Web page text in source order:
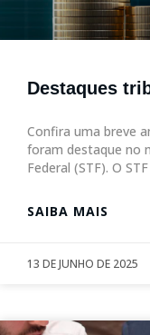
Destaques
Confira uma breve
foram destaque no
Federal (STF). O
SAIBA MAIS
13 DE JUNHO DE 2025